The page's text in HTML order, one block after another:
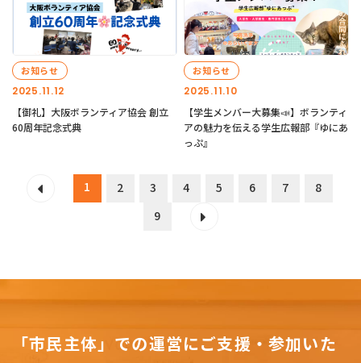
2025.11.12
お知らせ
【御礼】大阪ボランティア協会 創立
60周年記念式典
2025.11.10
お知らせ
【学生メンバー大募集📣】ボランティ
アの魅力を伝える学生広報部『ゆにあ
っぷ』
1 2 3 4 5 6 7
8
9
「市民主体」での運営にご支援・参加いた